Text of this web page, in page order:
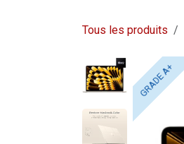
Tous les produits
GRADE A+
GRADE A+